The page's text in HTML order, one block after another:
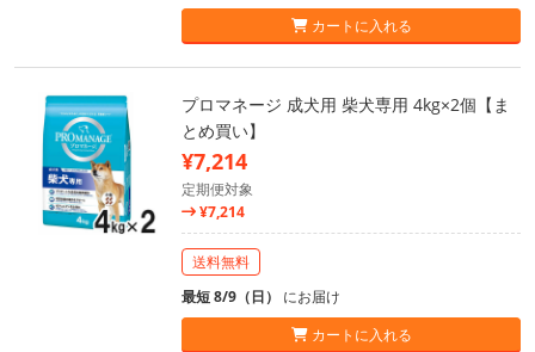
カートに入れる
プロマネージ 成犬用 柴犬専用 4kg×2個【ま
とめ買い】
¥7,214
定期便対象
¥7,214
送料無料
最短 8/9（日） にお届け
カートに入れる